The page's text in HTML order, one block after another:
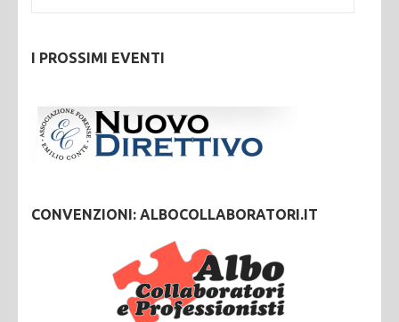
I PROSSIMI EVENTI
CONVENZIONI: ALBOCOLLABORATORI.IT